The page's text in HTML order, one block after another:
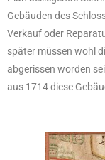
Gebäuden des
Verkauf oder
später müssen wohl
abgerissen worden
aus 1714 diese